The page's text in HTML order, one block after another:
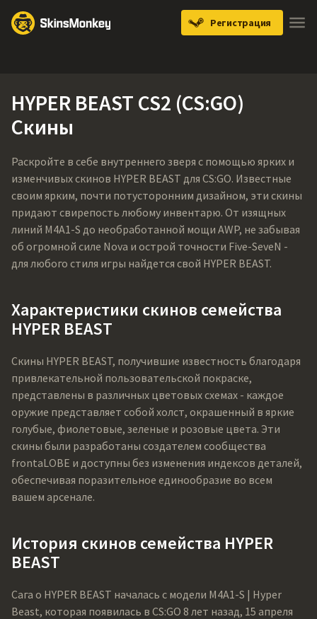
Регистрация
HYPER BEAST CS2 (CS:GO)
Скины
Раскройте в себе внутреннего зверя с помощью ярких и
изменчивых скинов HYPER BEAST для CS:GO. Известные
своим ярким, почти потусторонним дизайном, эти скины
придают свирепость любому инвентарю. От изящных
линий M4A1-S до необработанной мощи AWP, не забывая
об огромной силе Nova и острой точности Five-SeveN -
для любого стиля игры найдется свой HYPER BEAST.
Характеристики скинов семейства
HYPER BEAST
Скины HYPER BEAST, получившие известность благодаря
привлекательной пользовательской покраске,
представлены в различных цветовых схемах - каждое
оружие представляет собой холст, окрашенный в яркие
голубые, фиолетовые, зеленые и розовые цвета. Эти
скины были разработаны создателем сообщества
frontaLOBE и доступны без изменения индексов деталей,
обеспечивая поразительное единообразие во всем
вашем арсенале.
История скинов семейства HYPER
BEAST
Сага о HYPER BEAST началась с модели M4A1-S | Hyper
Beast, которая появилась в CS:GO 8 лет назад, 15 апреля